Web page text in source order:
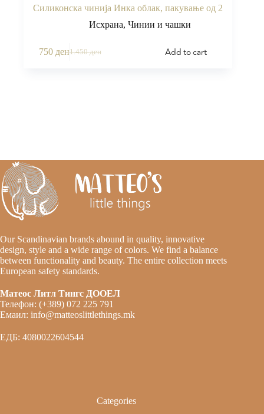
Силиконска чинија Инка облак, пакување од 2
Исхрана, Чинии и чашки
1.450ден
750 ден Add to cart
Our Scandinavian brands abound in quality, innovative
design, style and a wide range of colors. We find a balance
between functionality and beauty. The entire collection meets
European safety standards.
Матеос Литл Тингс ДООЕЛ
Телефон: (+389) 072 225 791
Емаил: info@matteoslittlethings.mk
ЕДБ: 4080022604544
Categories